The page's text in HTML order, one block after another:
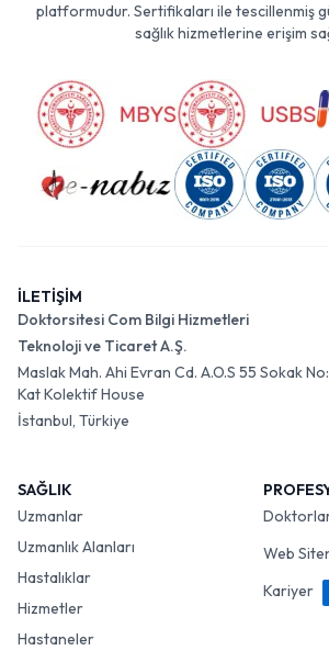
platformudur. Sertifikaları ile tescillenmiş
sağlık hizmetlerine erişim
İLETİŞİM
Doktorsitesi Com Bilgi Hizmetleri
Teknoloji ve Ticaret A.Ş.
Maslak Mah. Ahi Evran Cd. A.O.S 55 Sokak
Kat Kolektif House
İstanbul, Türkiye
SAĞLIK
Uzmanlar
Uzmanlık Alanları
Hastalıklar
Hizmetler
Hastaneler
Web
Kariyer